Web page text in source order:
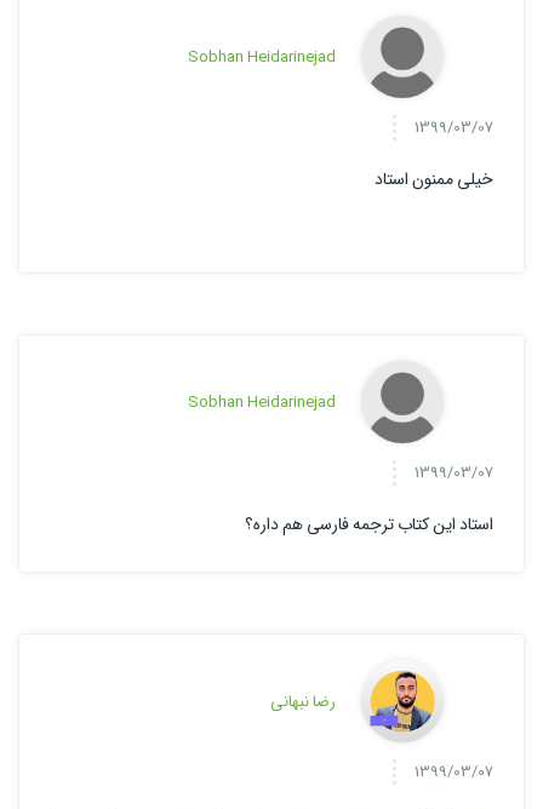
Sobhan Heidarinejad
1399/03/07
خیلی ممنون استاد
Sobhan Heidarinejad
1399/03/07
استاد این کتاب ترجمه فارسی هم داره؟
رضا نبهانی
1399/03/07